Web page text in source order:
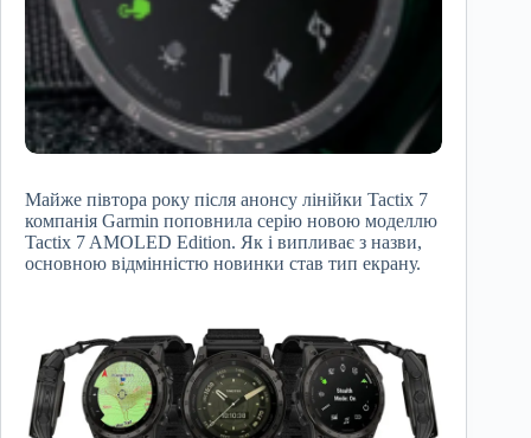
Майже півтора року після анонсу лінійки Tactix 7
компанія Garmin поповнила серію новою моделлю
Tactix 7 AMOLED Edition. Як і випливає з назви,
основною відмінністю новинки став тип екрану.